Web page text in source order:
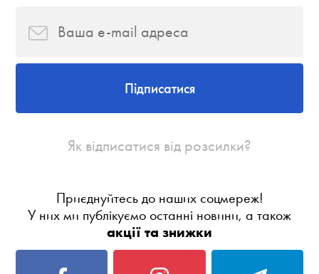
Підписатися
Як відписатися від розсилки?
Приєднуйтесь до наших соцмереж!
У них ми публікуємо останні новини, а також
акції та знижки